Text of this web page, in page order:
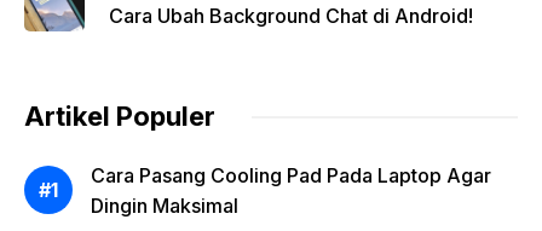
Cara Ubah Background Chat di Android!
Artikel Populer
Cara Pasang Cooling Pad Pada Laptop Agar
Dingin Maksimal